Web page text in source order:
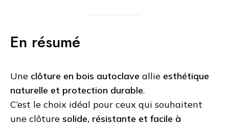
En résumé
Une clôture en bois autoclave allie esthétique
naturelle et protection durable.
C’est le choix idéal pour ceux qui souhaitent
une clôture solide, résistante et facile à